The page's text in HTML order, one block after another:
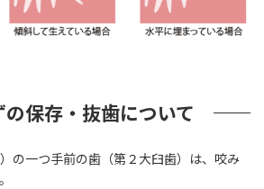
保存・抜歯について
の一つ手前の歯（第２大臼歯）は、咬み